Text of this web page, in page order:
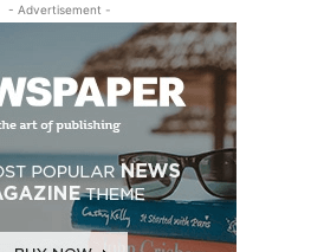
- Advertisement -